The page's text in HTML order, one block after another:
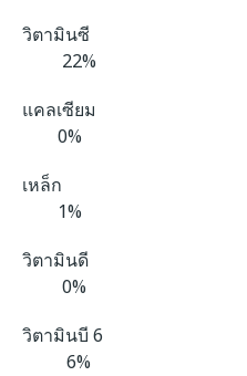
วิต
22%
แคล
0%
เ
1%
วิต
0%
วิตา
6%